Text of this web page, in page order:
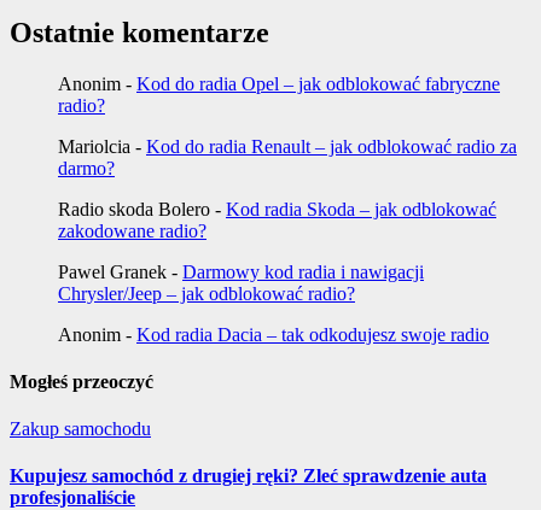
Ostatnie komentarze
Anonim - Kod do radia Opel – jak odblokować fabryczne
radio?
Mariolcia - Kod do radia Renault – jak odblokować radio za
darmo?
Radio skoda Bolero - Kod radia Skoda – jak odblokować
zakodowane radio?
Pawel Granek - Darmowy kod radia i nawigacji
Chrysler/Jeep – jak odblokować radio?
Anonim - Kod radia Dacia – tak odkodujesz swoje radio
Mogłeś przeoczyć
Zakup samochodu
Kupujesz samochód z drugiej ręki? Zleć sprawdzenie auta
profesjonaliście